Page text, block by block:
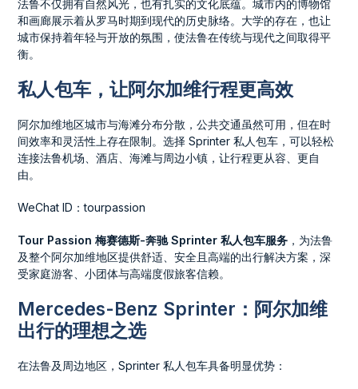
法鲁不仅拥有自然风光，也有扎实的文化底蕴。城市内的博物馆
和画廊展示着从罗马时期到现代的历史脉络。大学的存在，也让
城市保持着年轻与开放的氛围，使法鲁在传统与现代之间取得平
衡。
私人包车，让阿尔加维行程更高效
阿尔加维地区城市与海滩分布分散，公共交通虽然可用，但在时
间效率和灵活性上存在限制。选择 Sprinter 私人包车，可以轻松
连接法鲁机场、酒店、海滩与周边小镇，让行程更从容、更自
由。
WeChat ID：tourpassion
Tour Passion 梅赛德斯-奔驰 Sprinter 私人包车服务 ，为法鲁
及整个阿尔加维地区提供舒适、安全且高端的出行解决方案，深
受家庭游客、小团体与高端度假旅客信赖。
Mercedes-Benz Sprinter：阿尔加维
出行的理想之选
在法鲁及周边地区，Sprinter 私人包车具备明显优势：